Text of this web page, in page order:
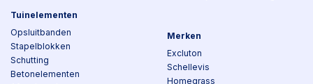
Tuinelementen
Opsluitbanden
Stapelblokken
Schutting
Betonelementen
Merken
Excluton
Schellevis
Homegrass